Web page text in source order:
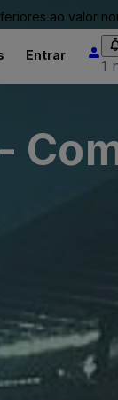
ao valor
Entrar
1